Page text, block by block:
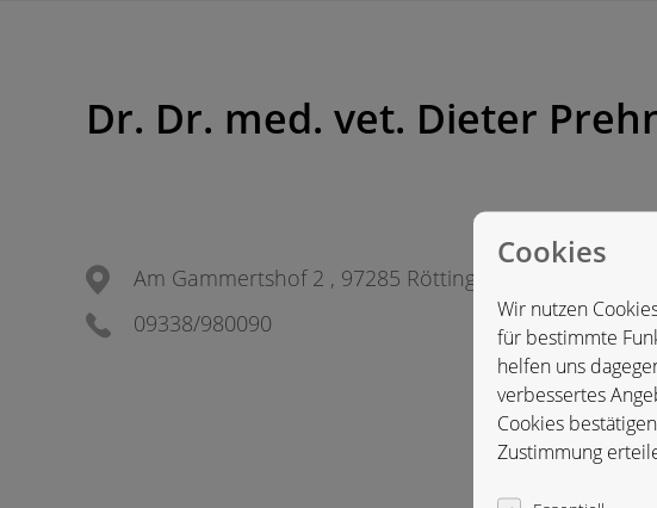
Dr. Dr. med. vet. Dieter
Am Gammertshof 2 , 97285 Röttingen, Deutschland
09338/980090
Cookies
Wir nutzen
für bestimmte
helfen uns
verbessertes
Cookies
Zustimmung